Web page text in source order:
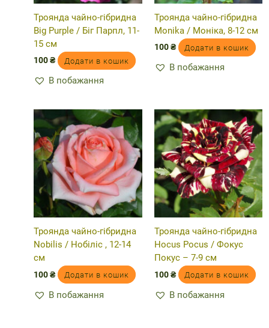
Троянда чайно-гібридна
Big Purple / Біг Парпл, 11-
15 см
100₴ Додати в кошик
В побажання
Троянда чайно-гібридна
Monika / Моніка, 8-12 см
100₴ Додати в кошик
В побажання
Троянда чайно-гібридна
Nobilis / Нобіліс , 12-14
см
100₴ Додати в кошик
В побажання
Троянда чайно-гібридна
Hocus Pocus / Фокус
Покус – 7-9 см
100₴ Додати в кошик
В побажання